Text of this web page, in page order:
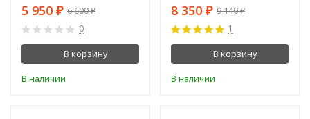
5 950 ₽ 6 600₽
0
В корзину
В наличии
8 350 ₽ 9 140₽
1
В корзину
В наличии